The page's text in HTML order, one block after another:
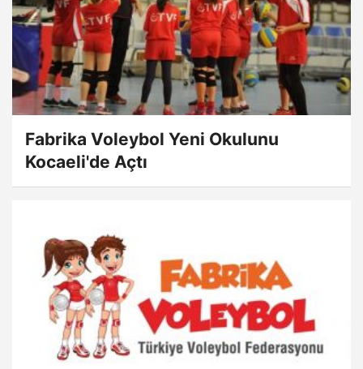
Fabrika Voleybol Yeni Okulunu
Kocaeli'de Açtı